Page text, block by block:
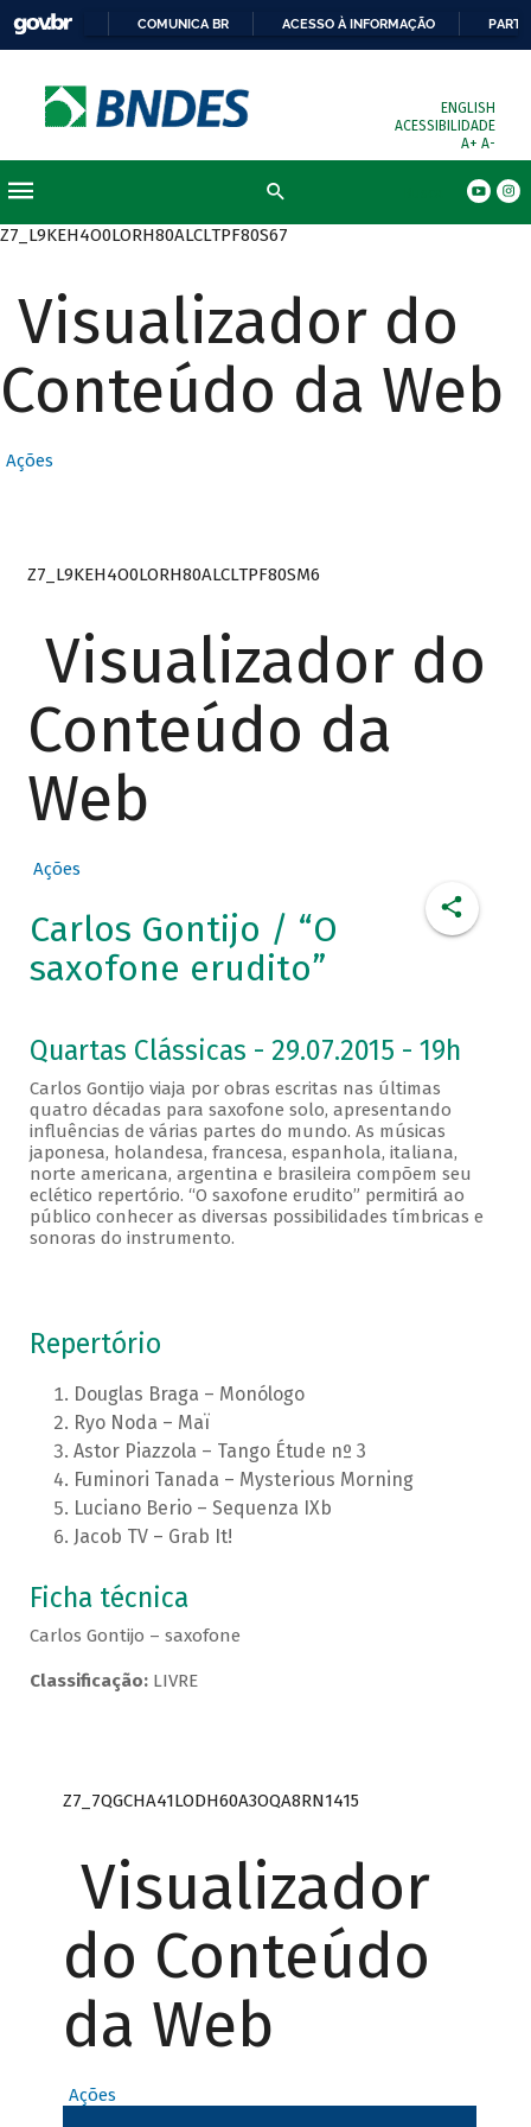
COMUNICA BR ACESSO À INFORMAÇÃO
ENGLISH
ACESSIBILIDADE
A+ A-
Z7_L9KEH4O0LORH80ALCLTPF80S67
Visualizador do
Conteúdo da Web
Ações
Z7_L9KEH4O0LORH80ALCLTPF80SM6
Visualizador do
Conteúdo da
Web
Ações
Carlos Gontijo / “O
saxofone erudito”
Quartas Clássicas - 29.07.2015 - 19h
Carlos Gontijo viaja por obras escritas nas últimas
quatro décadas para saxofone solo, apresentando
influências de várias partes do mundo. As músicas
japonesa, holandesa, francesa, espanhola, italiana,
norte americana, argentina e brasileira compõem seu
eclético repertório. “O saxofone erudito” permitirá ao
público conhecer as diversas possibilidades tímbricas e
sonoras do instrumento.
Repertório
Douglas Braga – Monólogo
Ryo Noda – Maï
Astor Piazzola – Tango Étude nº 3
Fuminori Tanada – Mysterious Morning
Luciano Berio – Sequenza IXb
Jacob TV – Grab It!
Ficha técnica
Carlos Gontijo – saxofone
Classificação:LIVRE
Z7_7QGCHA41LODH60A3OQA8RN1415
Visualizador
do Conteúdo
da Web
Ações